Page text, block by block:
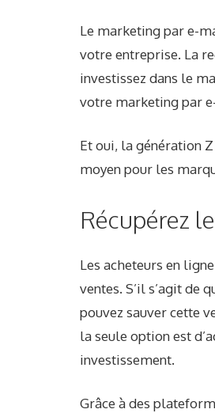
Le marketing par e-
votre entreprise. La
investissez dans le
votre marketing par
Et oui, la génération
moyen pour les
Récupérez
Les acheteurs en
ventes. S’il s’agit de
pouvez sauver cette
la seule option est
investissement.
Grâce à des